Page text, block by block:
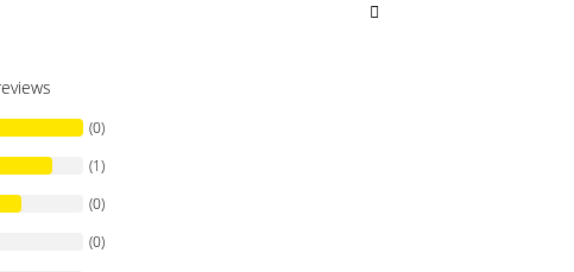
(0)
(1)
(0)
(0)